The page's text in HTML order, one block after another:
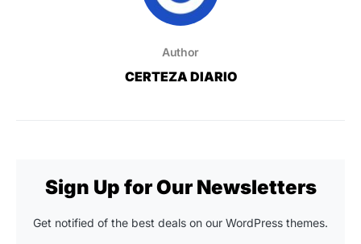
Author
CERTEZA DIARIO
Sign Up for Our Newsletters
Get notified of the best deals on our WordPress themes.